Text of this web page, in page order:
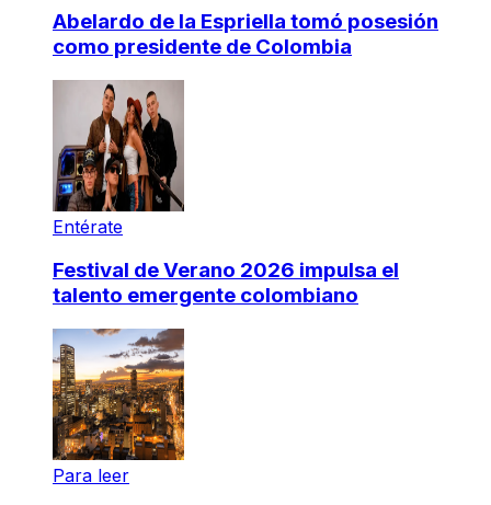
Abelardo de la Espriella tomó posesión
como presidente de Colombia
Entérate
Festival de Verano 2026 impulsa el
talento emergente colombiano
Para leer